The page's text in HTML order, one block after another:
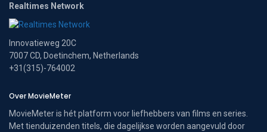
Realtimes Network
Innovatieweg 20C
7007 CD, Doetinchem, Netherlands
+31(315)-764002
Over MovieMeter
MovieMeter is hét platform voor liefhebbers van films en series.
Met tienduizenden titels, die dagelijkse worden aangevuld door